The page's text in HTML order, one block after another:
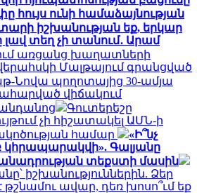
հույս ունի համաձայնության
իշխանության եք, երկար
լավ տեղ չի տանում․ Արամ
առցանց խաղատների
Մալթայում գրանցված
Նովա պողոտայից 30-ամյա
վիճակում
Գուտերեշը
չի հիշատակել ԱՄՆ-ի
համար
«Ի՞նչ
կհրապարակվի». Գալյանը
տեքստի մասին
իշխանություններին. Ձեր
թշնամու ավար, դեռ խոսո՞ւմ եք